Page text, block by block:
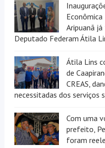
Aripuanã
Deputado Federam Átila
Átila Lins
de
CREAS,
necessitadas dos serviços
Com uma
prefeito,
foram